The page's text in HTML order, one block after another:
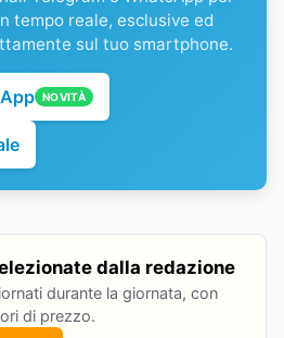
tempo reale, esclusive ed
sul tuo smartphone.
NOVITÀ
dalla redazione
durante la giornata, con
di prezzo.